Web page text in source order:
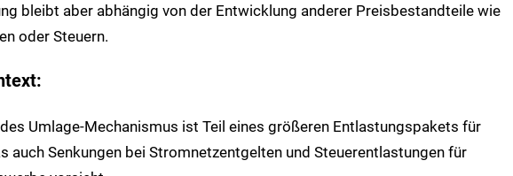
bleibt aber abhängig von der Entwicklung anderer Preisbestandteile wie
oder Steuern.
Umlage‑Mechanismus ist Teil eines größeren Entlastungspakets für
auch Senkungen bei Stromnetzentgelten und Steuerentlastungen für